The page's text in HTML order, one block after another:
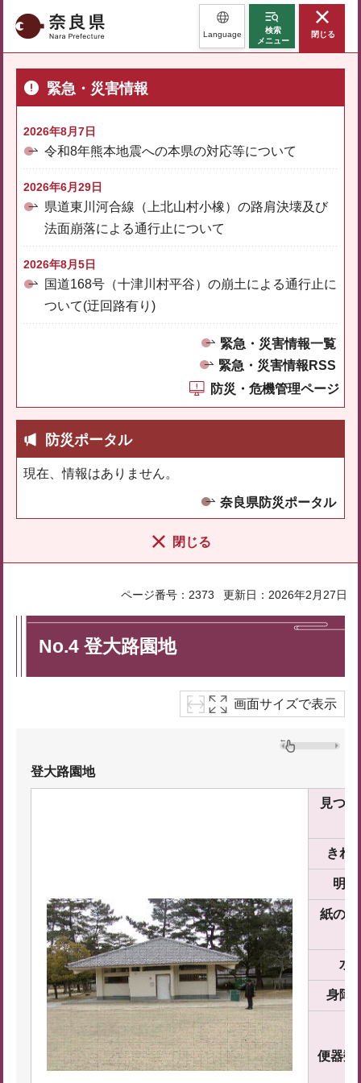
奈良県 Language
検索
メニュー
閉じる
緊急・災害情報
2026年8月7日
令和8年熊本地震への本県の対応等について
2026年6月29日
県道東川河合線（上北山村小橡）の路肩決壊及び
法面崩落による通行止について
2026年8月5日
国道168号（十津川村平谷）の崩土による通行止に
ついて(迂回路有り)
緊急・災害情報一覧
緊急・災害情報RSS
防災・危機管理ページ
防災ポータル
現在、情報はありません。
奈良県防災ポータル
閉じる
ページ番号：2373 更新日：2026年2月27日
No.4 登大路園地
画面サイズで表示
登大路園地
見つ
きれ
明る
紙の備
水
身障
便器数